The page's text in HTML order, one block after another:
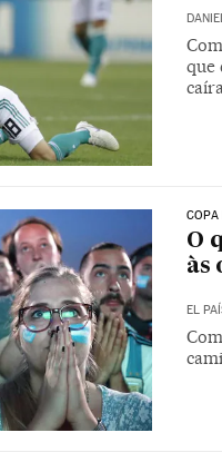
que
COPA
O
às
EL